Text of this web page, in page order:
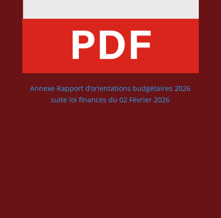
Annexe Rapport d’orientations budgétaires 2026
suite loi finances du 02 Février 2026